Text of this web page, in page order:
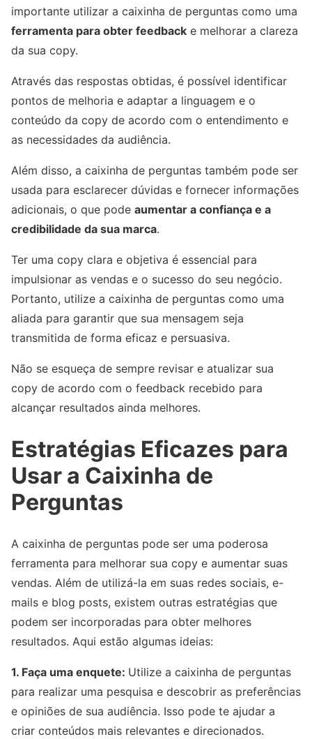
importante utilizar a caixinha de perguntas como uma
ferramenta para obter feedback e melhorar a clareza
da sua copy.
Através das respostas obtidas, é possível identificar
pontos de melhoria e adaptar a linguagem e o
conteúdo da copy de acordo com o entendimento e
as necessidades da audiência.
Além disso, a caixinha de perguntas também pode ser
usada para esclarecer dúvidas e fornecer informações
adicionais, o que pode aumentar a confiança e a
credibilidade da sua marca.
Ter uma copy clara e objetiva é essencial para
impulsionar as vendas e o sucesso do seu negócio.
Portanto, utilize a caixinha de perguntas como uma
aliada para garantir que sua mensagem seja
transmitida de forma eficaz e persuasiva.
Não se esqueça de sempre revisar e atualizar sua
copy de acordo com o feedback recebido para
alcançar resultados ainda melhores.
Estratégias Eficazes para
Usar a Caixinha de
Perguntas
A caixinha de perguntas pode ser uma poderosa
ferramenta para melhorar sua copy e aumentar suas
vendas. Além de utilizá-la em suas redes sociais, e-
mails e blog posts, existem outras estratégias que
podem ser incorporadas para obter melhores
resultados. Aqui estão algumas ideias:
1. Faça uma enquete: Utilize a caixinha de perguntas
para realizar uma pesquisa e descobrir as preferências
e opiniões de sua audiência. Isso pode te ajudar a
criar conteúdos mais relevantes e direcionados.